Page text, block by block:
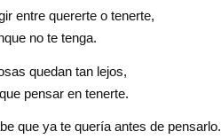
entre quererte o tenerte,
no te tenga.
quedan tan lejos,
pensar en tenerte.
que ya te quería antes de pensarlo.